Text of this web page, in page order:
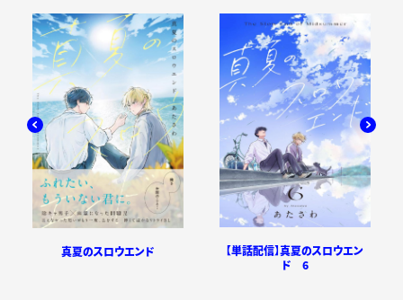
真夏のスロウエンド
【単話配信】真夏のスロウエン
ド 6